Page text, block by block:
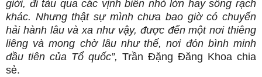
giới, đi tàu qua các vịnh biển nhỏ lớn hay sông rạch
khác. Nhưng thật sự mình chưa bao giờ có chuyến
hải hành lâu và xa như vậy, được đến một nơi thiêng
liêng và mong chờ lâu như thế, nơi đón bình minh
đầu tiên của Tổ quốc”, Trần Đặng Đăng Khoa chia
sẻ.